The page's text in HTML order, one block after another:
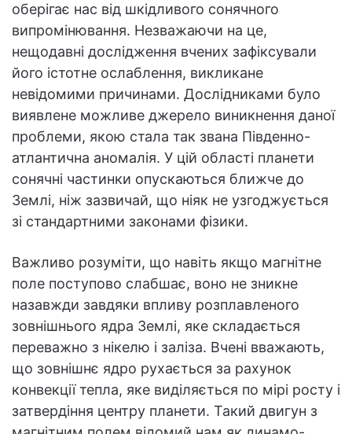
оберігає нас від шкідливого сонячного
випромінювання. Незважаючи на це,
нещодавні дослідження вчених зафіксували
його істотне ослаблення, викликане
невідомими причинами. Дослідниками було
виявлене можливе джерело виникнення даної
проблеми, якою стала так звана Південно-
атлантична аномалія. У цій області планети
сонячні частинки опускаються ближче до
Землі, ніж зазвичай, що ніяк не узгоджується
зі стандартними законами фізики.
Важливо розуміти, що навіть якщо магнітне
поле поступово слабшає, воно не зникне
назавжди завдяки впливу розплавленого
зовнішнього ядра Землі, яке складається
переважно з нікелю і заліза. Вчені вважають,
що зовнішнє ядро рухається за рахунок
конвекції тепла, яке виділяється по мірі росту і
затвердіння центру планети. Такий двигун з